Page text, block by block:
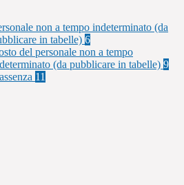
non a tempo indeterminato (da
in tabelle) 6
del personale non a tempo
(da pubblicare in tabelle) 9
11